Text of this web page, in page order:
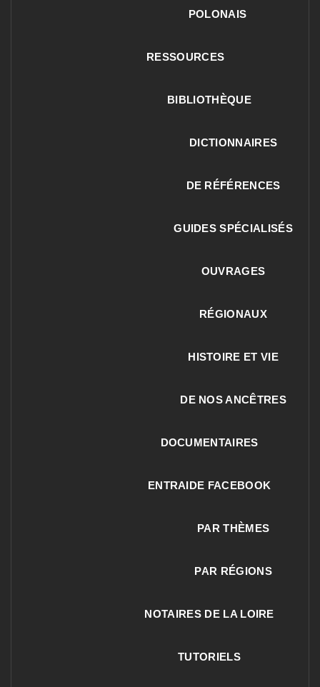
POLONAIS
RESSOURCES
BIBLIOTHÈQUE
DICTIONNAIRES
DE RÉFÉRENCES
GUIDES SPÉCIALISÉS
OUVRAGES
RÉGIONAUX
HISTOIRE ET VIE
DE NOS ANCÊTRES
DOCUMENTAIRES
ENTRAIDE FACEBOOK
PAR THÈMES
PAR RÉGIONS
NOTAIRES DE LA LOIRE
TUTORIELS